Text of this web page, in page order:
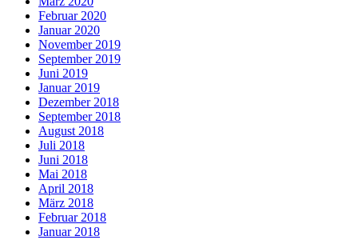
Februar 2020
Januar 2020
November 2019
September 2019
Juni 2019
Januar 2019
Dezember 2018
September 2018
August 2018
Juli 2018
Juni 2018
Mai 2018
April 2018
März 2018
Februar 2018
Januar 2018